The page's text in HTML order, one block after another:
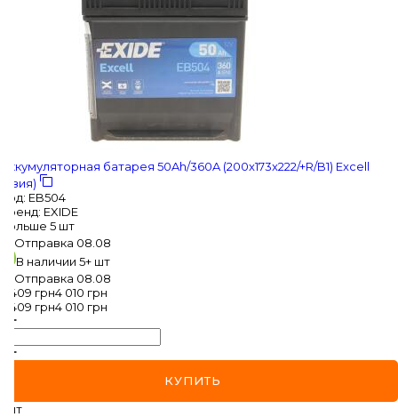
MAZDA
MERCEDES-BENZ
MITSUBISHI
NISSAN
OPEL
PEUGEOT
POLESTAR
PORSCHE
Аккумуляторная батарея 50Ah/360A (200x173x222/+R/B1) Excell
(Азия)
Код: EB504
Бренд: EXIDE
больше 5 шт
Отправка 08.08
В наличии 5+ шт
Отправка 08.08
3 409 грн4 010 грн
3 409 грн4 010 грн
КУПИТЬ
1 шт